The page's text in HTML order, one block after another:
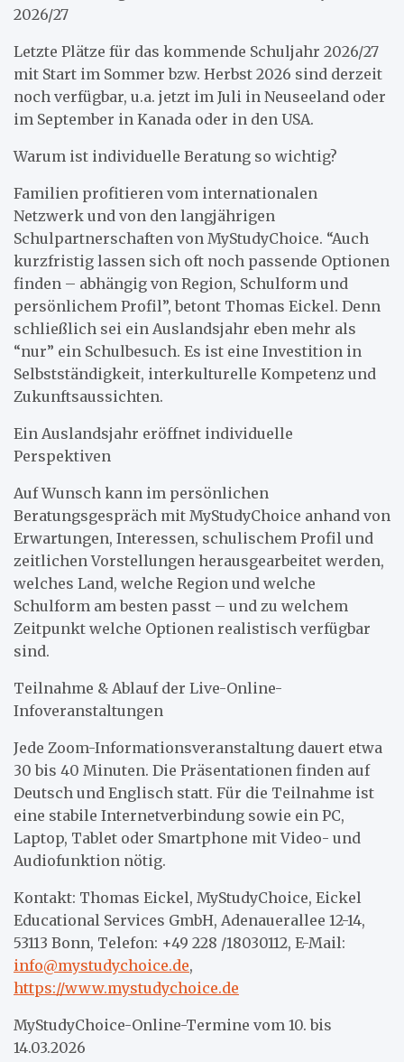
2026/27
Letzte Plätze für das kommende Schuljahr 2026/27
mit Start im Sommer bzw. Herbst 2026 sind derzeit
noch verfügbar, u.a. jetzt im Juli in Neuseeland oder
im September in Kanada oder in den USA.
Warum ist individuelle Beratung so wichtig?
Familien profitieren vom internationalen
Netzwerk und von den langjährigen
Schulpartnerschaften von MyStudyChoice. “Auch
kurzfristig lassen sich oft noch passende Optionen
finden – abhängig von Region, Schulform und
persönlichem Profil”, betont Thomas Eickel. Denn
schließlich sei ein Auslandsjahr eben mehr als
“nur” ein Schulbesuch. Es ist eine Investition in
Selbstständigkeit, interkulturelle Kompetenz und
Zukunftsaussichten.
Ein Auslandsjahr eröffnet individuelle
Perspektiven
Auf Wunsch kann im persönlichen
Beratungsgespräch mit MyStudyChoice anhand von
Erwartungen, Interessen, schulischem Profil und
zeitlichen Vorstellungen herausgearbeitet werden,
welches Land, welche Region und welche
Schulform am besten passt – und zu welchem
Zeitpunkt welche Optionen realistisch verfügbar
sind.
Teilnahme & Ablauf der Live-Online-
Infoveranstaltungen
Jede Zoom-Informationsveranstaltung dauert etwa
30 bis 40 Minuten. Die Präsentationen finden auf
Deutsch und Englisch statt. Für die Teilnahme ist
eine stabile Internetverbindung sowie ein PC,
Laptop, Tablet oder Smartphone mit Video- und
Audiofunktion nötig.
Kontakt: Thomas Eickel, MyStudyChoice, Eickel
Educational Services GmbH, Adenauerallee 12-14,
53113 Bonn, Telefon: +49 228 /18030112, E-Mail:
info@mystudychoice.de,
https://www.mystudychoice.de
MyStudyChoice-Online-Termine vom 10. bis
14.03.2026